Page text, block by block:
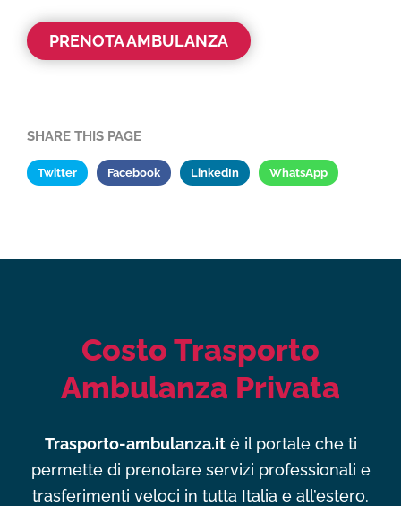
PRENOTA AMBULANZA
SHARE THIS PAGE
Twitter Facebook LinkedIn WhatsApp
Costo Trasporto
Ambulanza Privata
Trasporto-ambulanza.itè il portale che ti
permette di prenotare servizi professionali e
trasferimenti veloci in tutta Italia e all’estero.